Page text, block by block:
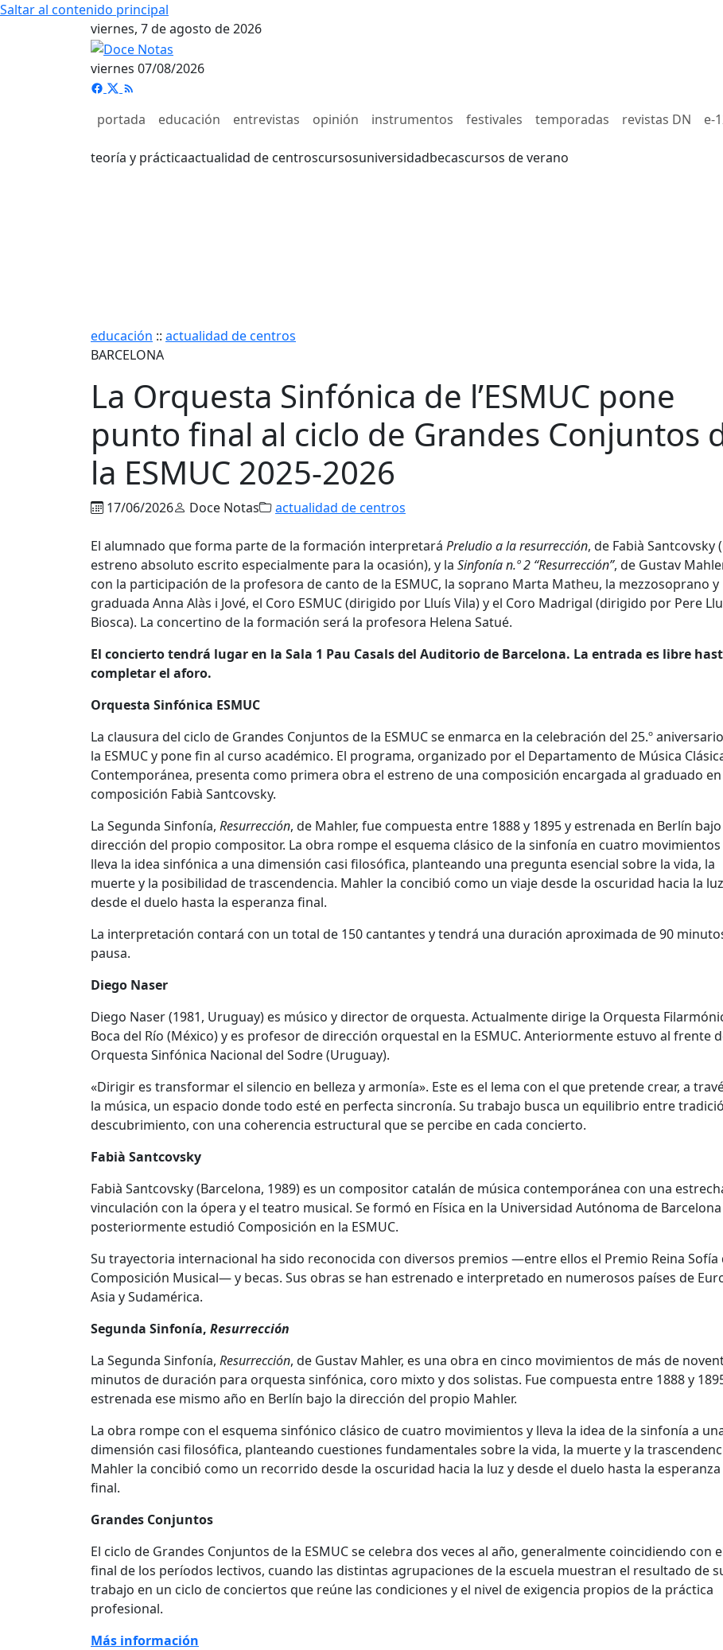
Saltar al contenido principal
viernes, 7 de agosto de 2026
viernes 07/08/2026
portada educación entrevistas opinión instrumentos festivales temporadas revistas DN e-
teoría y prácticaactualidad de centroscursosuniversidadbecascursos de verano
educación :: actualidad de centros
BARCELONA
La Orquesta Sinfónica de l’ESMUC pone
punto final al ciclo de Grandes Conjuntos
la ESMUC 2025-2026
17/06/2026 Doce Notas actualidad de centros
El alumnado que forma parte de la formación interpretará Preludio a la resurrección, de Fabià Santcovsky
estreno absoluto escrito especialmente para la ocasión), y la Sinfonía n.º 2 “Resurrección”, de Gustav
con la participación de la profesora de canto de la ESMUC, la soprano Marta Matheu, la mezzosoprano y
graduada Anna Alàs i Jové, el Coro ESMUC (dirigido por Lluís Vila) y el Coro Madrigal (dirigido por Pere
Biosca). La concertino de la formación será la profesora Helena Satué.
El concierto tendrá lugar en la Sala 1 Pau Casals del Auditorio de Barcelona. La entrada es libre
completar el aforo.
Orquesta Sinfónica ESMUC
La clausura del ciclo de Grandes Conjuntos de la ESMUC se enmarca en la celebración del 25.º
la ESMUC y pone fin al curso académico. El programa, organizado por el Departamento de Música
Contemporánea, presenta como primera obra el estreno de una composición encargada al graduado en
composición Fabià Santcovsky.
La Segunda Sinfonía, Resurrección, de Mahler, fue compuesta entre 1888 y 1895 y estrenada en Berlín
dirección del propio compositor. La obra rompe el esquema clásico de la sinfonía en cuatro movimientos
lleva la idea sinfónica a una dimensión casi filosófica, planteando una pregunta esencial sobre la vida, la
muerte y la posibilidad de trascendencia. Mahler la concibió como un viaje desde la oscuridad hacia la
desde el duelo hasta la esperanza final.
La interpretación contará con un total de 150 cantantes y tendrá una duración aproximada de 90
pausa.
Diego Naser
Diego Naser (1981, Uruguay) es músico y director de orquesta. Actualmente dirige la Orquesta
Boca del Río (México) y es profesor de dirección orquestal en la ESMUC. Anteriormente estuvo al frente
Orquesta Sinfónica Nacional del Sodre (Uruguay).
«Dirigir es transformar el silencio en belleza y armonía». Este es el lema con el que pretende crear, a
la música, un espacio donde todo esté en perfecta sincronía. Su trabajo busca un equilibrio entre
descubrimiento, con una coherencia estructural que se percibe en cada concierto.
Fabià Santcovsky
Fabià Santcovsky (Barcelona, 1989) es un compositor catalán de música contemporánea con una
vinculación con la ópera y el teatro musical. Se formó en Física en la Universidad Autónoma de
posteriormente estudió Composición en la ESMUC.
Su trayectoria internacional ha sido reconocida con diversos premios —entre ellos el Premio Reina Sofía
Composición Musical— y becas. Sus obras se han estrenado e interpretado en numerosos países de
Asia y Sudamérica.
Segunda Sinfonía, Resurrección
La Segunda Sinfonía, Resurrección, de Gustav Mahler, es una obra en cinco movimientos de más de
minutos de duración para orquesta sinfónica, coro mixto y dos solistas. Fue compuesta entre 1888 y
estrenada ese mismo año en Berlín bajo la dirección del propio Mahler.
La obra rompe con el esquema sinfónico clásico de cuatro movimientos y lleva la idea de la sinfonía a
dimensión casi filosófica, planteando cuestiones fundamentales sobre la vida, la muerte y la
Mahler la concibió como un recorrido desde la oscuridad hacia la luz y desde el duelo hasta la esperanza
final.
Grandes Conjuntos
El ciclo de Grandes Conjuntos de la ESMUC se celebra dos veces al año, generalmente coincidiendo con
final de los períodos lectivos, cuando las distintas agrupaciones de la escuela muestran el resultado de
trabajo en un ciclo de conciertos que reúne las condiciones y el nivel de exigencia propios de la práctica
profesional.
Más información